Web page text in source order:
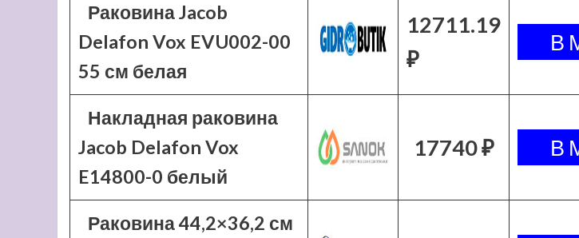
Раковина Jacob
Delafon Vox EVU002-00
55 см белая
12711.19
₽
Накладная раковина
Jacob Delafon Vox
E14800-0 белый
17740 ₽
Раковина 44,2×36,2 см